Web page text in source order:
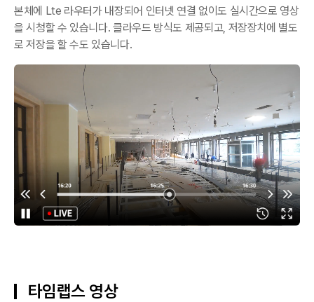
본체에 Lte 라우터가 내장되어 인터넷 연결 없이도 실시간으로 영상
을 시청할 수 있습니다. 클라우드 방식도 제공되고, 저장장치에 별도
로 저장을 할 수도 있습니다.
타임랩스 영상